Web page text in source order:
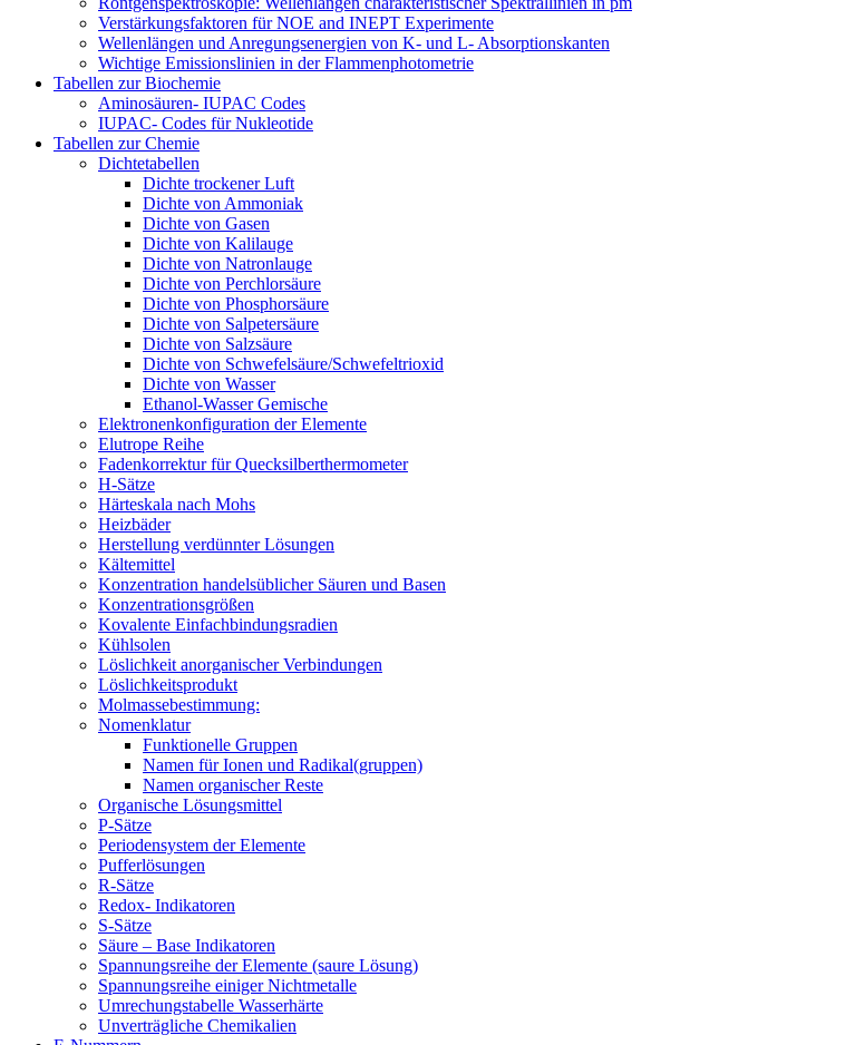
Verstärkungsfaktoren für NOE and INEPT Experimente
Wellenlängen und Anregungsenergien von K- und L- Absorptionskanten
Wichtige Emissionslinien in der Flammenphotometrie
Tabellen zur Biochemie
Aminosäuren- IUPAC Codes
IUPAC- Codes für Nukleotide
Tabellen zur Chemie
Dichtetabellen
Dichte trockener Luft
Dichte von Ammoniak
Dichte von Gasen
Dichte von Kalilauge
Dichte von Natronlauge
Dichte von Perchlorsäure
Dichte von Phosphorsäure
Dichte von Salpetersäure
Dichte von Salzsäure
Dichte von Schwefelsäure/Schwefeltrioxid
Dichte von Wasser
Ethanol-Wasser Gemische
Elektronenkonfiguration der Elemente
Elutrope Reihe
Fadenkorrektur für Quecksilberthermometer
H-Sätze
Härteskala nach Mohs
Heizbäder
Herstellung verdünnter Lösungen
Kältemittel
Konzentration handelsüblicher Säuren und Basen
Konzentrationsgrößen
Kovalente Einfachbindungsradien
Kühlsolen
Löslichkeit anorganischer Verbindungen
Löslichkeitsprodukt
Molmassebestimmung:
Nomenklatur
Funktionelle Gruppen
Namen für Ionen und Radikal(gruppen)
Namen organischer Reste
Organische Lösungsmittel
P-Sätze
Periodensystem der Elemente
Pufferlösungen
R-Sätze
Redox- Indikatoren
S-Sätze
Säure – Base Indikatoren
Spannungsreihe der Elemente (saure Lösung)
Spannungsreihe einiger Nichtmetalle
Umrechungstabelle Wasserhärte
Unverträgliche Chemikalien